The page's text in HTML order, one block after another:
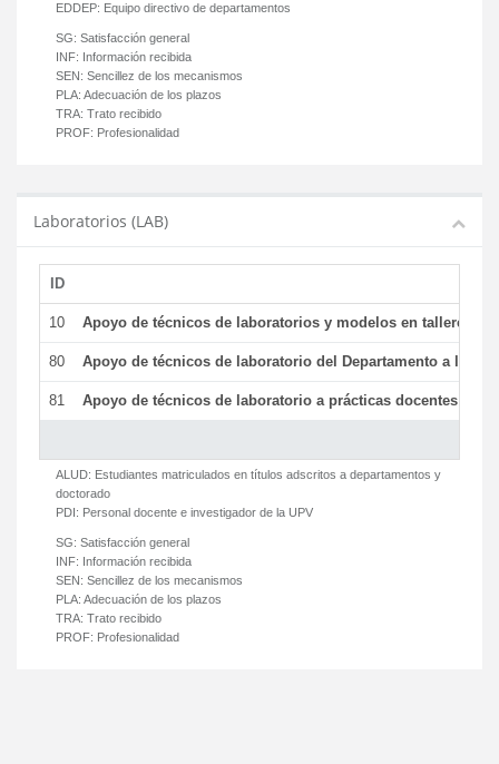
EDDEP: Equipo directivo de departamentos
SG: Satisfacción general
INF: Información recibida
SEN: Sencillez de los mecanismos
PLA: Adecuación de los plazos
TRA: Trato recibido
PROF: Profesionalidad
Laboratorios (LAB)
ID
10 Apoyo de técnicos de laboratorios y modelos en talleres/
80 Apoyo de técnicos de laboratorio del Departamento a la
81 Apoyo de técnicos de laboratorio a prácticas docentes y
ALUD: Estudiantes matriculados en títulos adscritos a departamentos y
doctorado
PDI: Personal docente e investigador de la UPV
SG: Satisfacción general
INF: Información recibida
SEN: Sencillez de los mecanismos
PLA: Adecuación de los plazos
TRA: Trato recibido
PROF: Profesionalidad